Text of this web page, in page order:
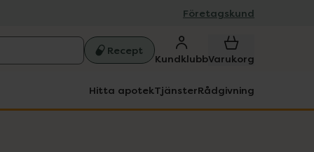
Företagskund
Recept
KundklubbVarukorg
Hitta apotekTjänsterRådgivning